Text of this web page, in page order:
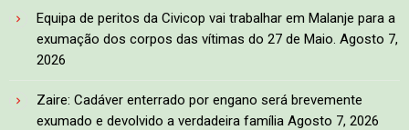
Equipa de peritos da Civicop vai trabalhar em Malanje para a
exumação dos corpos das vítimas do 27 de Maio. Agosto 7,
2026
Zaire: Cadáver enterrado por engano será brevemente
exumado e devolvido a verdadeira família Agosto 7, 2026